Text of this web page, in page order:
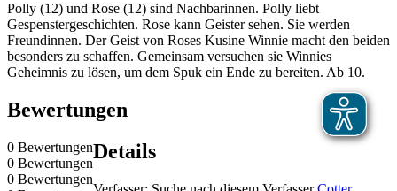
Polly (12) und Rose (12) sind Nachbarinnen. Polly liebt
Gespenstergeschichten. Rose kann Geister sehen. Sie werden
Freundinnen. Der Geist von Roses Kusine Winnie macht den beiden
besonders zu schaffen. Gemeinsam versuchen sie Winnies
Geheimnis zu lösen, um dem Spuk ein Ende zu bereiten. Ab 10.
Bewertungen
0 Bewertungen
0 Bewertungen
0 Bewertungen
Details